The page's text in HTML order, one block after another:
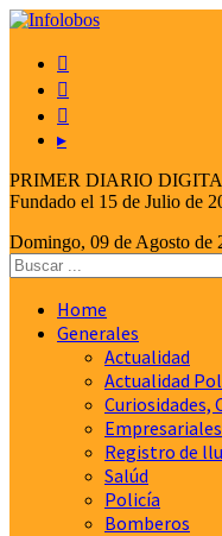



▸
PRIMER DIARIO
Fundado el 15 de Julio de
Domingo, 09 de Agosto de
Home
Generales
Actualidad
Actualidad
Curiosidades,
Empresariales
Registro de
Salúd
Policía
Bomberos